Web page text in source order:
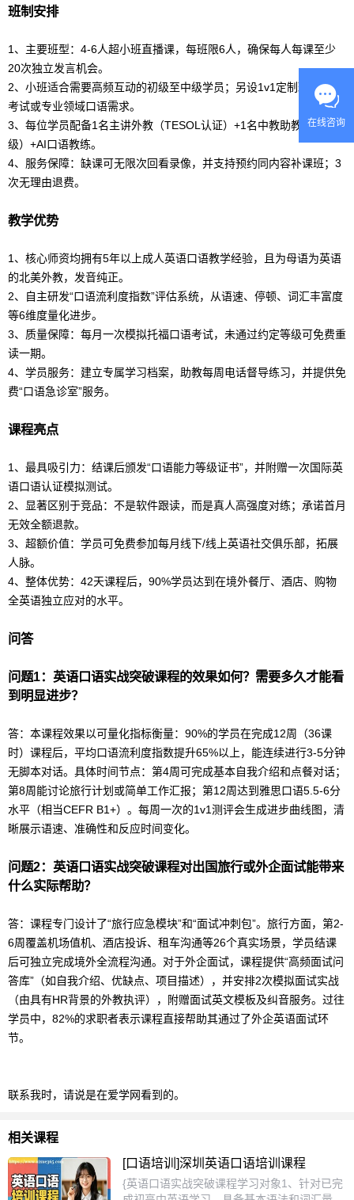
班制安排
1、主要班型：4-6人超小班直播课，每班限6人，确保每人每课至少
20次独立发言机会。
2、小班适合需要高频互动的初级至中级学员；另设1v1定制班，针对
考试或专业领域口语需求。
3、每位学员配备1名主讲外教（TESOL认证）+1名中教助教（专业八
级）+AI口语教练。
4、服务保障：缺课可无限次回看录像，并支持预约同内容补课班；3
次无理由退费。
教学优势
1、核心师资均拥有5年以上成人英语口语教学经验，且为母语为英语
的北美外教，发音纯正。
2、自主研发“口语流利度指数”评估系统，从语速、停顿、词汇丰富度
等6维度量化进步。
3、质量保障：每月一次模拟托福口语考试，未通过约定等级可免费重
读一期。
4、学员服务：建立专属学习档案，助教每周电话督导练习，并提供免
费“口语急诊室”服务。
课程亮点
1、最具吸引力：结课后颁发“口语能力等级证书”，并附赠一次国际英
语口语认证模拟测试。
2、显著区别于竞品：不是软件跟读，而是真人高强度对练；承诺首月
无效全额退款。
3、超额价值：学员可免费参加每月线下/线上英语社交俱乐部，拓展
人脉。
4、整体优势：42天课程后，90%学员达到在境外餐厅、酒店、购物
全英语独立应对的水平。
问答
问题1： 英语口语实战突破课程的效果如何？需要多久才能看
到明显进步？
答：本课程效果以可量化指标衡量：90%的学员在完成12周（36课
时）课程后，平均口语流利度指数提升65%以上，能连续进行3-5分钟
无脚本对话。具体时间节点：第4周可完成基本自我介绍和点餐对话；
第8周能讨论旅行计划或简单工作汇报；第12周达到 雅思口语5.5-6分
水平（相当CEFR B1+）。每周一次的1v1测评会生成进步曲线图，清
晰展示语速、准确性和反应时间变化。
问题2： 英语口语实战突破课程对出国旅行或外企面试能带来
什么实际帮助？
答：课程专门设计了“旅行应急模块”和“面试冲刺包”。旅行方面，第2-
6周覆盖机场值机、酒店投诉、租车沟通等26个真实场景，学员结课
后可独立完成境外全流程沟通。对于外企面试，课程提供“高频面试问
答库”（如自我介绍、优缺点、项目描述），并安排2次模拟面试实战
（由具有HR背景的外教执评），附赠面试英文模板及纠音服务。过往
学员中，82%的求职者表示课程直接帮助其通过了外企英语面试环
节。
联系我时，请说是在爱学网看到的。
相关课程
[口语培训]深圳英语口语培训课程
{英语口语实战突破课程学习对象1、针对已完
在线咨询